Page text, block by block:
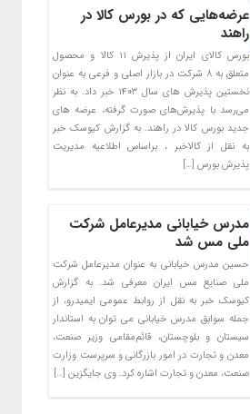
عرضه‌هایی که در بورس کالا در
راهند
بورس کالای ایران از پذیرش ۱۱ کالا و محصول
متعلق به ۸ شرکت در بازار اصلی و فرعی به عنوان
نخستین پذیرش های سال ۱۴۰۳ خبر داد. به نظر
می‌رسد با پذیرش‌های صورت گرفته، عرضه های
جدید بورس کالا در راهند. به گزارش کیوسک خبر
به نقل از کالاخبر ، براساس اطلاعیه مدیریت
پذیرش بورس […]
مدرس خیابانی مدیرعامل شرکت
ملی مس شد
حسین مدرس خیابانی به عنوان مدیرعامل شرکت
ملی صنایع مس ایران معرفی شد. به گزارش
کیوسک خبر به نقل از روابط عمومی ایمیدرو، از
جمله سوابق مدرس خیابانی می توان به استاندار
سیستان و بلوچستان، قائم‌مقامی وزیر صنعت،
معدن و تجارت در امور بازرگانی و سرپرست وزارت
صنعت، معدن و تجارت اشاره کرد. وی جایگزین […]